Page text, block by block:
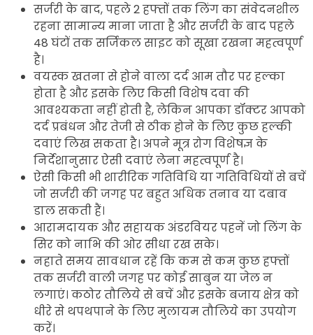
सर्जरी के बाद, पहले 2 हफ्तों तक लिंग का संवेदनशील
रहना सामान्य माना जाता है और सर्जरी के बाद पहले
48 घंटों तक सर्जिकल साइट को सूखा रखना महत्वपूर्ण
है।
वयस्क खतना से होने वाला दर्द आम तौर पर हल्का
होता है और इसके लिए किसी विशेष दवा की
आवश्यकता नहीं होती है, लेकिन आपका डॉक्टर आपको
दर्द प्रबंधन और तेजी से ठीक होने के लिए कुछ हल्की
दवाएं लिख सकता है। अपने मूत्र रोग विशेषज्ञ के
निर्देशानुसार ऐसी दवाएं लेना महत्वपूर्ण है।
ऐसी किसी भी शारीरिक गतिविधि या गतिविधियों से बचें
जो सर्जरी की जगह पर बहुत अधिक तनाव या दबाव
डाल सकती हैं।
आरामदायक और सहायक अंडरवियर पहनें जो लिंग के
सिर को नाभि की ओर सीधा रख सके।
नहाते समय सावधान रहें कि कम से कम कुछ हफ्तों
तक सर्जरी वाली जगह पर कोई साबुन या जेल न
लगाएं। कठोर तौलिये से बचें और इसके बजाय क्षेत्र को
धीरे से थपथपाने के लिए मुलायम तौलिये का उपयोग
करें।